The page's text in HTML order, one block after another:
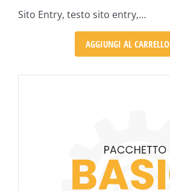
Sito Entry, testo sito entry,…
AGGIUNGI AL CARRELLO